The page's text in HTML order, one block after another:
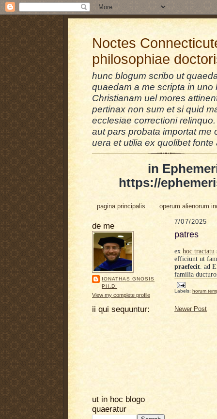
Noctes
philosophiae
hunc blogum scribo ut
quaedam a me scripta in
Christianam uel mores
pertinax non sum et si quid
ecclesiae correctioni
aut pars probata importat me
uera et utilia ex quolibet fonte
in
https://
pagina principalis operum alienorum
de me
IONATHAS GNOSIS
PH.D.
View my complete profile
ii qui sequuntur:
ut in hoc blogo
quaeratur
7/07/2025
patres
ex hoc tractatu
efficiunt ut
praefecit . ad
familia
Labels: horum
Newer Post